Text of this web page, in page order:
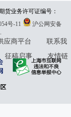
货业务许可证编号：
举报邮箱：
号-11
沪公网安备
952500
应商平台
联系我
征稿启事
友情链